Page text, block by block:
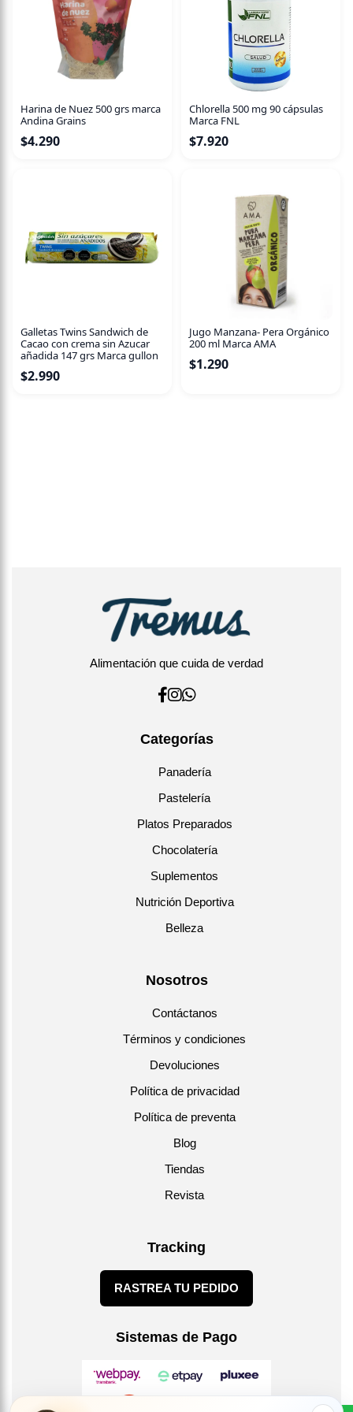
de carbohidratos. Perfectas para quienes siguen una dieta
baja en carbohidratos, estas galletas son ideales para
disfrutar en cualquier momento del día, sin sentirte
culpable.
cuidas tu bienestar.
¡Prueba la combinación perfecta de gusto y salud!
Harina de Nuez 500 grs marca
Andina Grains
$4.290
Chlorella 500 mg 90 cápsulas
Marca FNL
$7.920
Galletas Twins Sandwich de
Cacao con crema sin Azucar
añadida 147 grs Marca gullon
$2.990
Jugo Manzana- Pera Orgánico
200 ml Marca AMA
$1.290
Alimentación que cuida de verdad
Categorías
Panadería
Pastelería
Platos Preparados
Chocolatería
Suplementos
Nutrición Deportiva
Belleza
Nosotros
Contáctanos
Términos y condiciones
Devoluciones
Política de privacidad
Política de preventa
Blog
Tiendas
Revista
Tracking
RASTREA TU PEDIDO
Sistemas de Pago